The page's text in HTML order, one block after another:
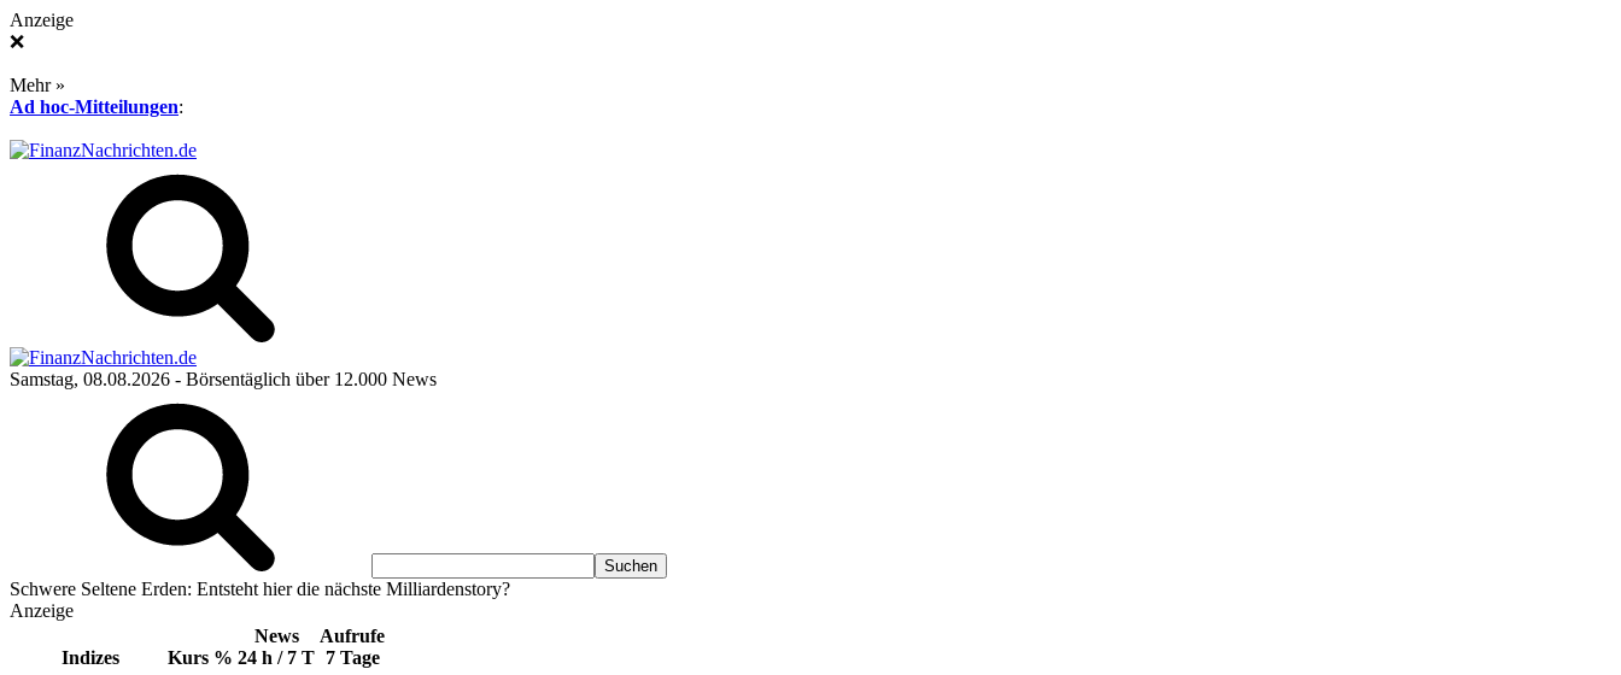
Anzeige
❌
Mehr »
Ad hoc-Mitteilungen:
Samstag, 08.08.2026 - Börsentäglich über 12.000 News
Schwere Seltene Erden: Entsteht hier die nächste Milliardenstory?
Anzeige
Indizes Kurs %
News
24 h / 7 T
Aufrufe
7 Tage